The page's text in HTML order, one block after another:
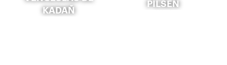
KADAŇ
PILSEN